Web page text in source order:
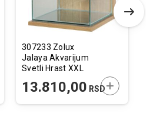
U KORPU
307233 Zolux
Jalaya Akvarijum
Svetli Hrast XXL
13.810,00 RSDDODAJTE U